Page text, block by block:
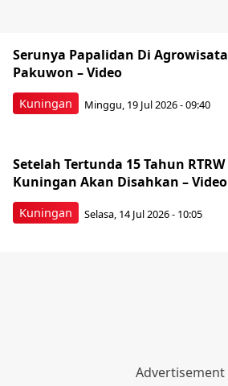
Kuningan
Serunya Papalidan Di Agrowisata
Pakuwon – Video
Minggu, 19 Jul 2026 - 09:40
Kuningan
Setelah Tertunda 15 Tahun RTRW
Kuningan Akan Disahkan – Video
Selasa, 14 Jul 2026 - 10:05